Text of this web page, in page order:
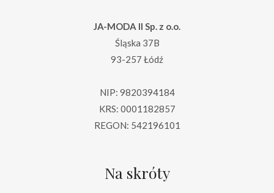
JA-MODA II Sp. z o.o.
Śląska 37B
93-257 Łódź
NIP: 9820394184
KRS: 0001182857
REGON: 542196101
Na skróty